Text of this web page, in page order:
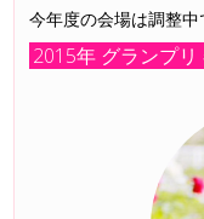
今年度の会場は調整
2015年 グランプリ